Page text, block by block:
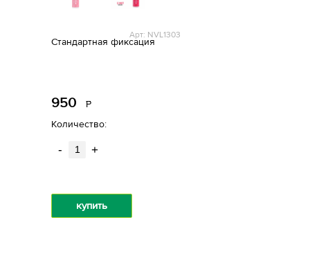
Арт: NVL1303
Стандартная фиксация
950 Р
Количество:
- +
купить